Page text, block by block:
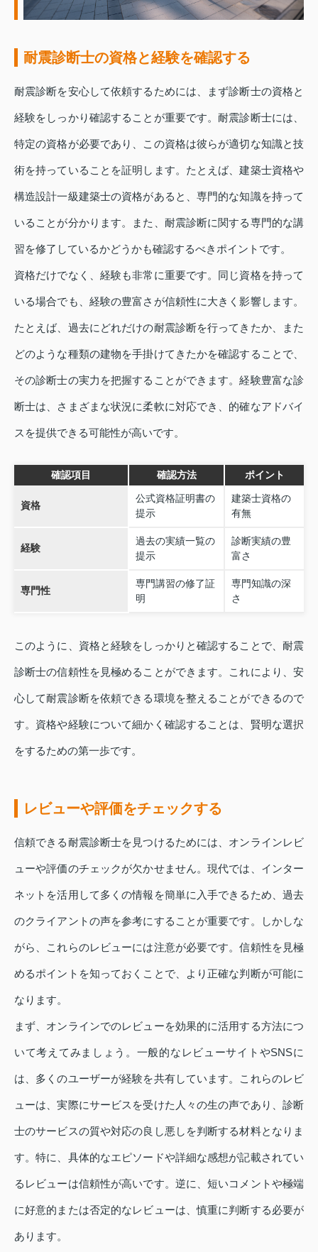
耐震診断士の資格と経験を確認する
耐震診断を安心して依頼するためには、まず診断士の資格と
経験をしっかり確認することが重要です。耐震診断士には、
特定の資格が必要であり、この資格は彼らが適切な知識と技
術を持っていることを証明します。たとえば、建築士資格や
構造設計一級建築士の資格があると、専門的な知識を持って
いることが分かります。また、耐震診断に関する専門的な講
習を修了しているかどうかも確認するべきポイントです。
資格だけでなく、経験も非常に重要です。同じ資格を持って
いる場合でも、経験の豊富さが信頼性に大きく影響します。
たとえば、過去にどれだけの耐震診断を行ってきたか、また
どのような種類の建物を手掛けてきたかを確認することで、
その診断士の実力を把握することができます。経験豊富な診
断士は、さまざまな状況に柔軟に対応でき、的確なアドバイ
スを提供できる可能性が高いです。
確認項目 確認方法 ポイント
資格
公式資格証明書の
提示
建築士資格の
有無
経験
過去の実績一覧の
提示
診断実績の豊
富さ
専門性
専門講習の修了証
明
専門知識の深
さ
このように、資格と経験をしっかりと確認することで、耐震
診断士の信頼性を見極めることができます。これにより、安
心して耐震診断を依頼できる環境を整えることができるので
す。資格や経験について細かく確認することは、賢明な選択
をするための第一歩です。
レビューや評価をチェックする
信頼できる耐震診断士を見つけるためには、オンラインレビ
ューや評価のチェックが欠かせません。現代では、インター
ネットを活用して多くの情報を簡単に入手できるため、過去
のクライアントの声を参考にすることが重要です。しかしな
がら、これらのレビューには注意が必要です。信頼性を見極
めるポイントを知っておくことで、より正確な判断が可能に
なります。
まず、オンラインでのレビューを効果的に活用する方法につ
いて考えてみましょう。一般的なレビューサイトやSNSに
は、多くのユーザーが経験を共有しています。これらのレビ
ューは、実際にサービスを受けた人々の生の声であり、診断
士のサービスの質や対応の良し悪しを判断する材料となりま
す。特に、具体的なエピソードや詳細な感想が記載されてい
るレビューは信頼性が高いです。逆に、短いコメントや極端
に好意的または否定的なレビューは、慎重に判断する必要が
あります。